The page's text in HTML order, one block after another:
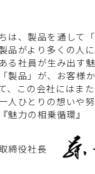
は、製品を通して
品がより多くの人
る社員が生み出す
製品」が、お客様
、この会社にはま
人ひとりの想いや
魅力の相乗循環』
締役社長